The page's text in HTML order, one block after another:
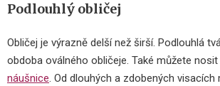
Podlouhlý obličej
Obličej je výrazně delší než širší. Podlouhlá
obdoba oválného obličeje. Také můžete
náušnice. Od dlouhých a zdobených visacích